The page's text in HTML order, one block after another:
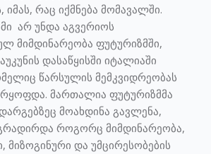
იმას, რაც იქმნება მომავალში.
არ უნდა აგვერიოს
მიმდინარეობა ფუტურიზმში,
დასაწყისში იტალიაში
წარსულის მემკვიდრეობას
მართალია ფუტურიზმმა
მოახდინა გავლენა,
როგორც მიმდინარეობა,
მიზოგინური და უმცირესობების